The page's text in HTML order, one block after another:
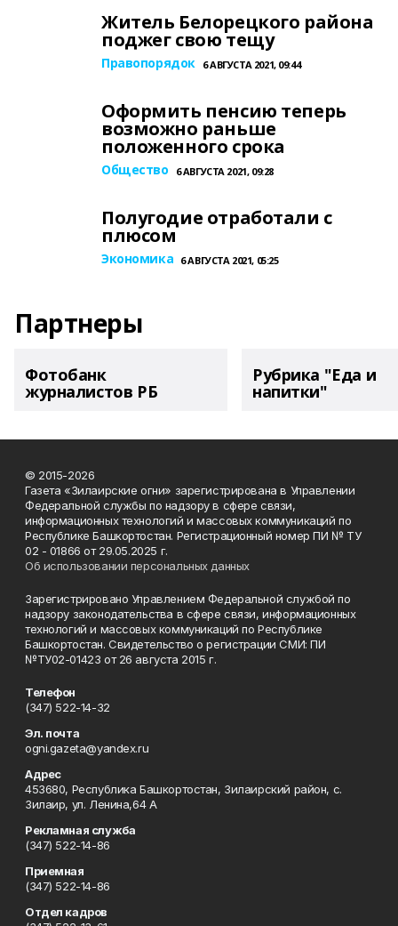
Житель Белорецкого района
поджег свою тещу
Правопорядок 6 АВГУСТА 2021, 09:44
Оформить пенсию теперь
возможно раньше
положенного срока
Общество 6 АВГУСТА 2021, 09:28
Полугодие отработали с
плюсом
Экономика 6 АВГУСТА 2021, 05:25
Партнеры
Фотобанк
журналистов РБ
Рубрика "Еда и
напитки"
© 2015-2026
Газета «Зилаирские огни» зарегистрирована в Управлении
Федеральной службы по надзору в сфере связи,
информационных технологий и массовых коммуникаций по
Республике Башкортостан. Регистрационный номер ПИ № ТУ
02 - 01866 от 29.05.2025 г.
Об использовании персональных данных
Зарегистрировано Управлением Федеральной службой по
надзору законодательства в сфере связи, информационных
технологий и массовых коммуникаций по Республике
Башкортостан. Свидетельство о регистрации СМИ: ПИ
№ТУ02-01423 от 26 августа 2015 г.
Телефон
(347) 522-14-32
Эл. почта
ogni.gazeta@yandex.ru
Адрес
453680, Республика Башкортостан, Зилаирский район, с.
Зилаир, ул. Ленина,64 А
Рекламная служба
(347) 522-14-86
Приемная
(347) 522-14-86
Отдел кадров